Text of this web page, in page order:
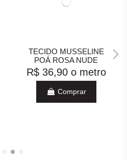
TECIDO MUSSELINE
POÁ ROSA NUDE
R$ 36,90 o metro
Comprar